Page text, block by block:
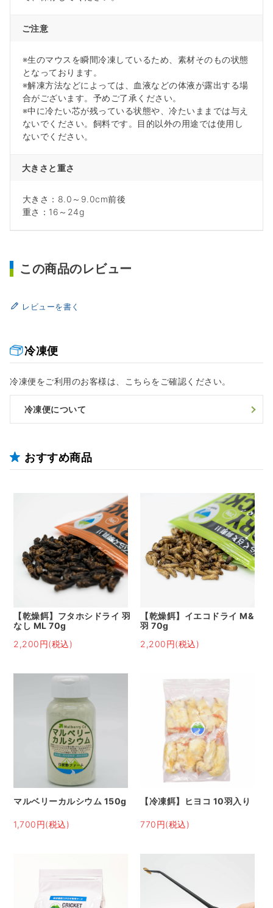
冷凍便
冷凍便をご利用のお客様は、こちらをご確認ください。
冷凍便について
おすすめ商品
【乾燥餌】フタホシドライ 羽
なし ML 70g
2,200円(税込)
【乾燥餌】イエコドライ M&
羽 70g
2,200円(税込)
マルベリーカルシウム 150g
1,700円(税込)
【冷凍餌】ヒヨコ 10羽入り
770円(税込)
ご注意
※生のマウスを瞬間冷凍しているため、素材そのもの状態
となっております。
※解凍方法などによっては、血液などの体液が露出する場
合がございます。予めご了承ください。
※中に冷たい芯が残っている状態や、冷たいままでは与え
ないでください。飼料です。目的以外の用途では使用し
ないでください。
大きさと重さ
大きさ：8.0～9.0cm前後
重さ：16～24g
この商品のレビュー
レビューを書く